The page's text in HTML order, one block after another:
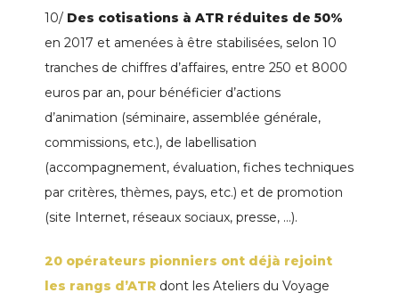
10/ Des cotisations à ATR réduites de 50%
en 2017 et amenées à être stabilisées, selon 10
tranches de chiffres d’affaires, entre 250 et 8000
euros par an, pour bénéficier d’actions
d’animation (séminaire, assemblée générale,
commissions, etc.), de labellisation
(accompagnement, évaluation, fiches techniques
par critères, thèmes, pays, etc.) et de promotion
(site Internet, réseaux sociaux, presse, …).
20 opérateurs pionniers ont déjà rejoint
les rangs d’ATR dont les Ateliers du Voyage